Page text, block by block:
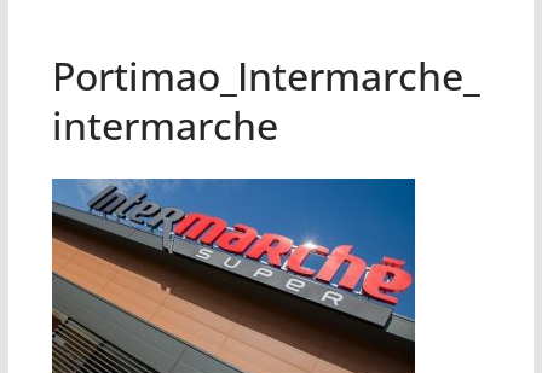
Portimao_Intermarche_
intermarche